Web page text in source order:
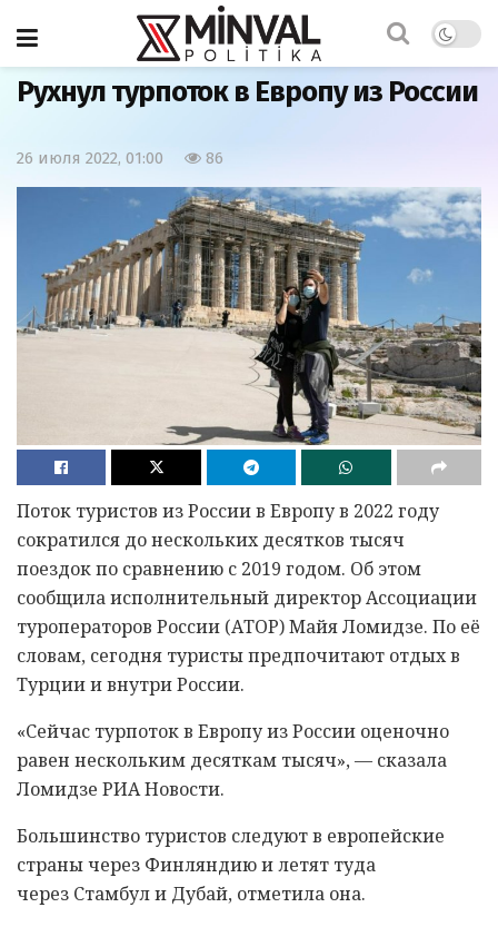
Главная
Рухнул турпоток в Европу из России
26 июля 2022, 01:00 86
Поток туристов из России в Европу в 2022 году
сократился до нескольких десятков тысяч
поездок по сравнению с 2019 годом. Об этом
сообщила исполнительный директор Ассоциации
туроператоров России (АТОР) Майя Ломидзе. По её
словам, сегодня туристы предпочитают отдых в
Турции и внутри России.
«Сейчас турпоток в Европу из России оценочно
равен нескольким десяткам тысяч», — сказала
Ломидзе РИА Новости.
Большинство туристов следуют в европейские
страны через Финляндию и летят туда
через Стамбул и Дубай, отметила она.